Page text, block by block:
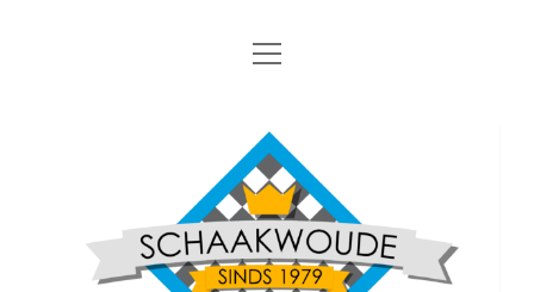
Nieuws
Algemene Informatie
Privacy Statement
Interne Competitie
dropdown
menu
Competitiereglement
Externe Competitie open
open
Schaakvereniging
Schaakwoude